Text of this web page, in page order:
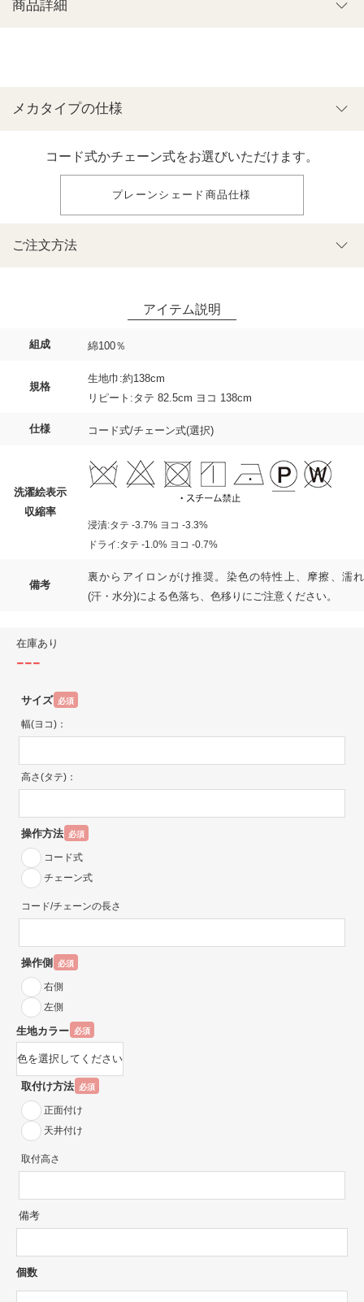
組成 綿100％
規格
生地巾:約138cm
リピート:タテ 82.5cm ヨコ 138cm
仕様 コード式/チェーン式(選択)
洗濯絵表示
収縮率
浸漬:タテ -3.7% ヨコ -3.3%
ドライ:タテ -1.0% ヨコ -0.7%
備考
裏からアイロンがけ推奨。染色の特性上、摩擦、濡れ
(汗・水分)による色落ち、色移りにご注意ください。
在庫あり
---
サイズ 必須
幅(ヨコ)：
高さ(タテ)：
操作方法 必須
コード式
チェーン式
コード/チェーンの長さ
操作側 必須
右側
左側
生地カラー 必須
取付け方法 必須
正面付け
天井付け
取付高さ
備考
個数
ご注文方法
商品詳細
メカタイプの仕様
コード式かチェーン式をお選びいただけます。
プレーンシェード商品仕様